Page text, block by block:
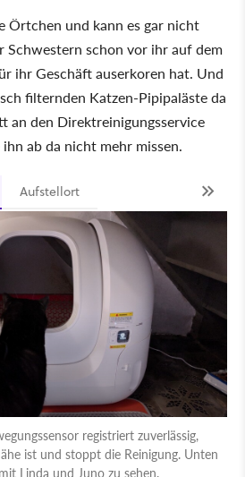
Örtchen und kann es gar nicht
Schwestern schon vor ihr auf dem
ihr Geschäft auserkoren hat. Und
filternden Katzen-Pipipaläste da
an den Direktreinigungsservice
ab da nicht mehr missen.
Aufstellort
registriert zuverlässig,
ist und stoppt die Reinigung. Unten
Linda und Juno zu sehen.